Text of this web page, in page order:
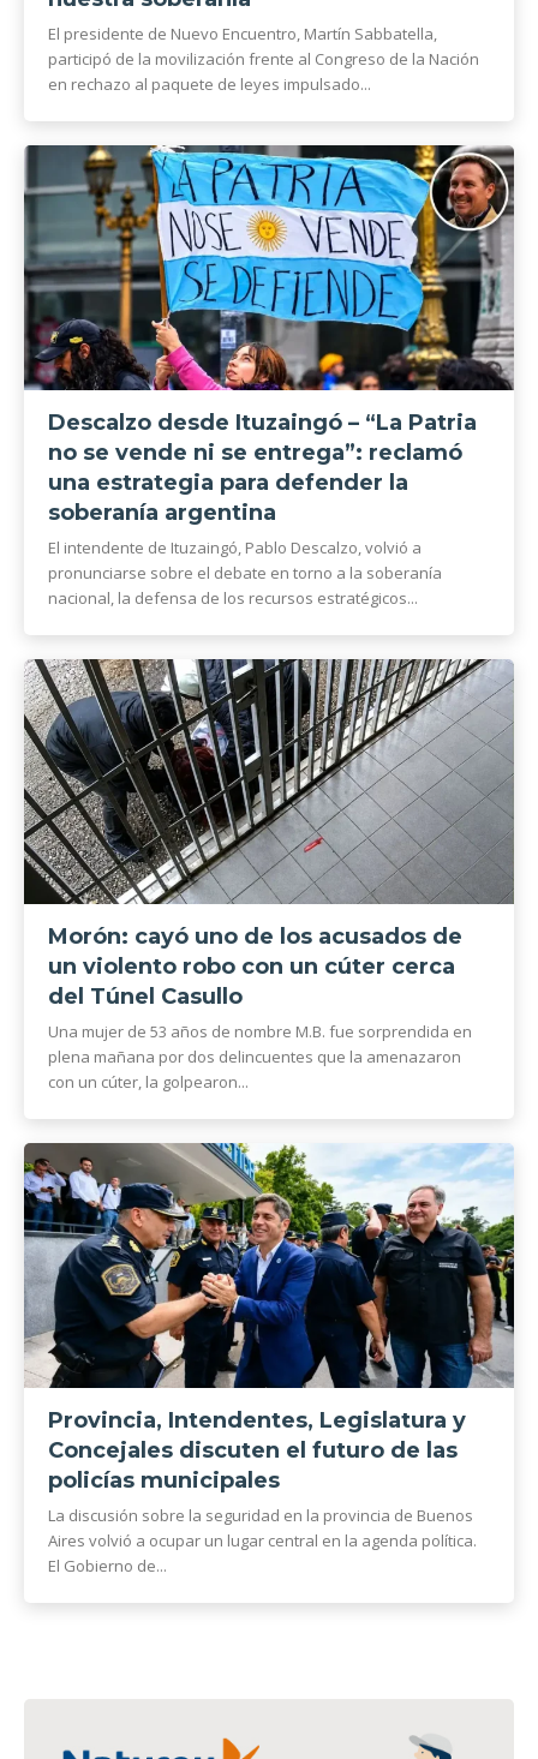
El presidente de Nuevo Encuentro, Martín Sabbatella,
participó de la movilización frente al Congreso de la Nación
en rechazo al paquete de leyes impulsado...
Descalzo desde Ituzaingó – “La Patria
no se vende ni se entrega”: reclamó
una estrategia para defender la
soberanía argentina
El intendente de Ituzaingó, Pablo Descalzo, volvió a
pronunciarse sobre el debate en torno a la soberanía
nacional, la defensa de los recursos estratégicos...
Morón: cayó uno de los acusados de
un violento robo con un cúter cerca
del Túnel Casullo
Una mujer de 53 años de nombre M.B. fue sorprendida en
plena mañana por dos delincuentes que la amenazaron
con un cúter, la golpearon...
Provincia, Intendentes, Legislatura y
Concejales discuten el futuro de las
policías municipales
La discusión sobre la seguridad en la provincia de Buenos
Aires volvió a ocupar un lugar central en la agenda política.
El Gobierno de...